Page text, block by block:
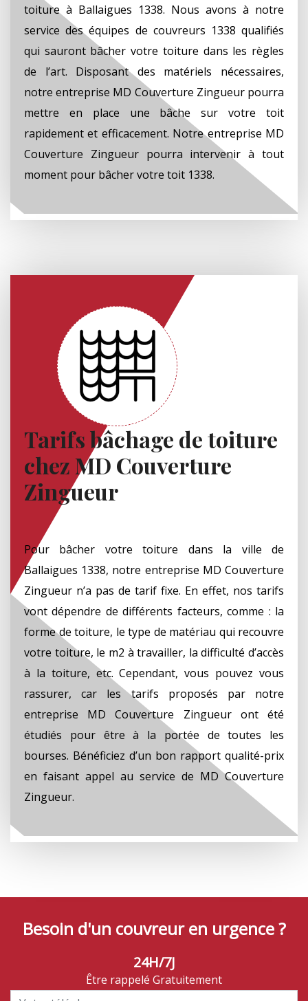
toiture à Ballaigues 1338. Nous avons à notre
service des équipes de couvreurs 1338 qualifiés
qui sauront bâcher votre toiture dans les règles
de l’art. Disposant des matériels nécessaires,
notre entreprise MD Couverture Zingueur pourra
mettre en place une bâche sur votre toit
rapidement et efficacement. Notre entreprise MD
Couverture Zingueur pourra intervenir à tout
moment pour bâcher votre toit 1338.
Tarifs bâchage de toiture
chez MD Couverture
Zingueur
Pour bâcher votre toiture dans la ville de
Ballaigues 1338, notre entreprise MD Couverture
Zingueur n’a pas de tarif fixe. En effet, nos tarifs
vont dépendre de différents facteurs, comme : la
forme de toiture, le type de matériau qui recouvre
votre toiture, le m2 à travailler, la difficulté d’accès
à la toiture, etc. Cependant, vous pouvez vous
rassurer, car les tarifs proposés par notre
entreprise MD Couverture Zingueur ont été
étudiés pour être à la portée de toutes les
bourses. Bénéficiez d’un bon rapport qualité-prix
en faisant appel au service de MD Couverture
Zingueur.
Besoin d'un couvreur en urgence ?
24H/7J
Être rappelé Gratuitement